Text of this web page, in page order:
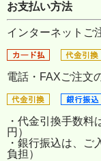
お支払い方法
インターネットご
電話・FAXご注文
・代金引換手数料
円）
・銀行振込は、
負担）